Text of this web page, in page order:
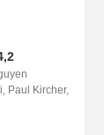
Paul Kircher,